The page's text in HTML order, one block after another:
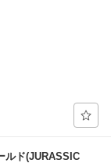
ルド(JURASSIC